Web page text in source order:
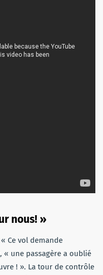
nous! »
Ce vol demande
une passagère a oublié
! ». La tour de contrôle